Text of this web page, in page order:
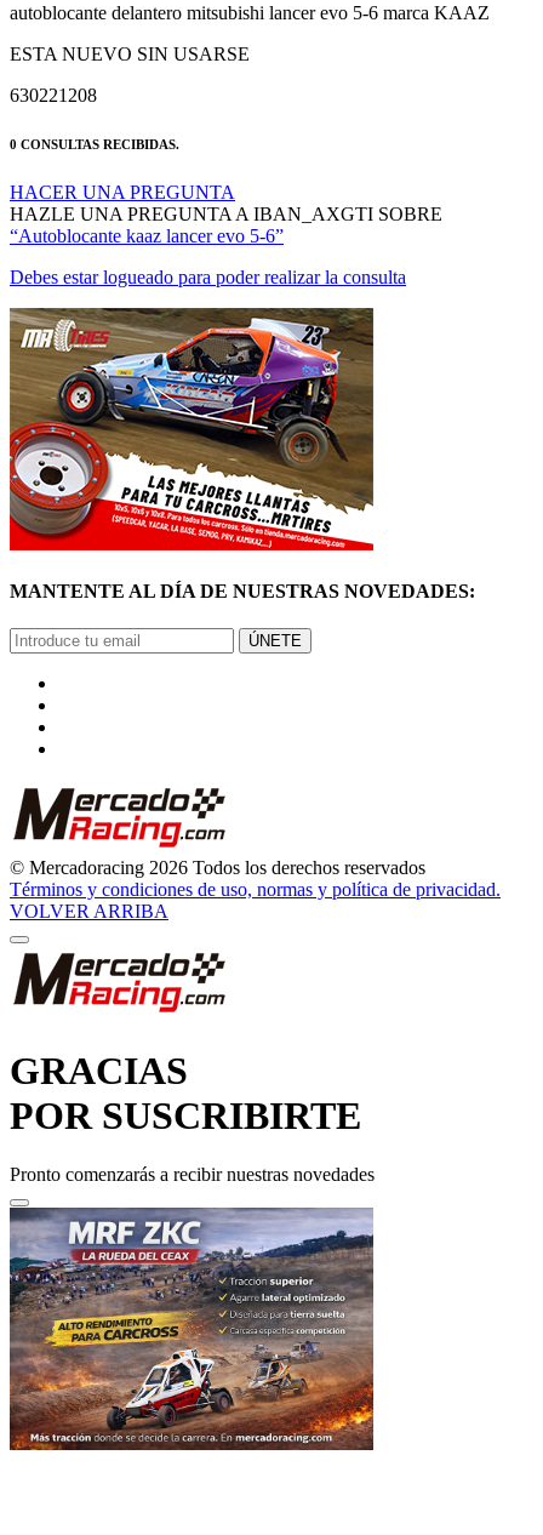
autoblocante delantero mitsubishi lancer evo 5-6 marca KAAZ
ESTA NUEVO SIN USARSE
630221208
0 CONSULTAS RECIBIDAS.
HACER UNA PREGUNTA
HAZLE UNA PREGUNTA A IBAN_AXGTI SOBRE
“Autoblocante kaaz lancer evo 5-6”
Debes estar logueado para poder realizar la consulta
MANTENTE AL DÍA DE NUESTRAS NOVEDADES:
ÚNETE
© Mercadoracing 2026 Todos los derechos reservados
Términos y condiciones de uso, normas y política de privacidad.
VOLVER ARRIBA
GRACIAS
POR SUSCRIBIRTE
Pronto comenzarás a recibir nuestras novedades